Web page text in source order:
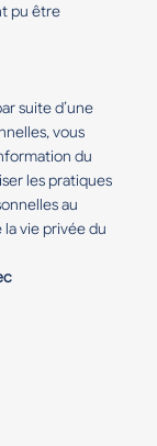
pu être
suite d’une
vous
du
les pratiques
au
vie privée du